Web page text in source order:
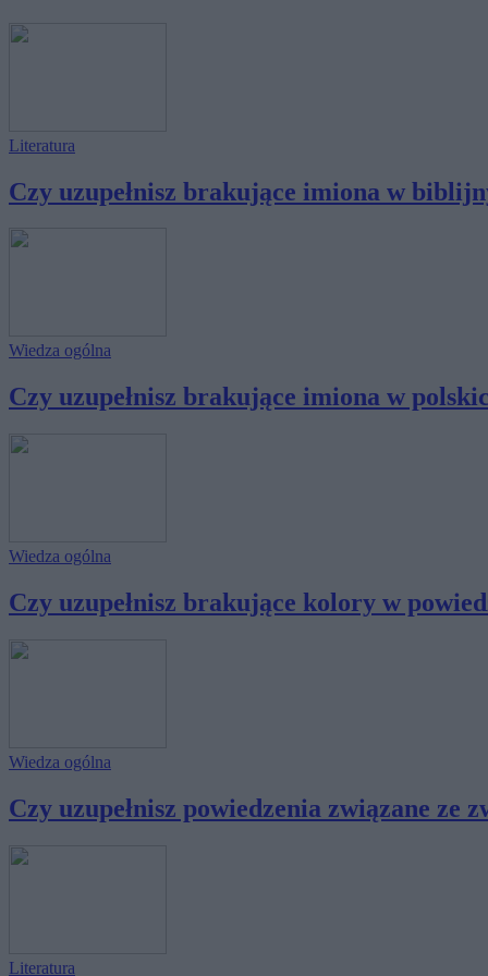
Literatura
Czy uzupełnisz brakujące imiona w
Wiedza ogólna
Czy uzupełnisz brakujące imiona w
Wiedza ogólna
Czy uzupełnisz brakujące kolory w
Wiedza ogólna
Czy uzupełnisz powiedzenia związane ze
Literatura